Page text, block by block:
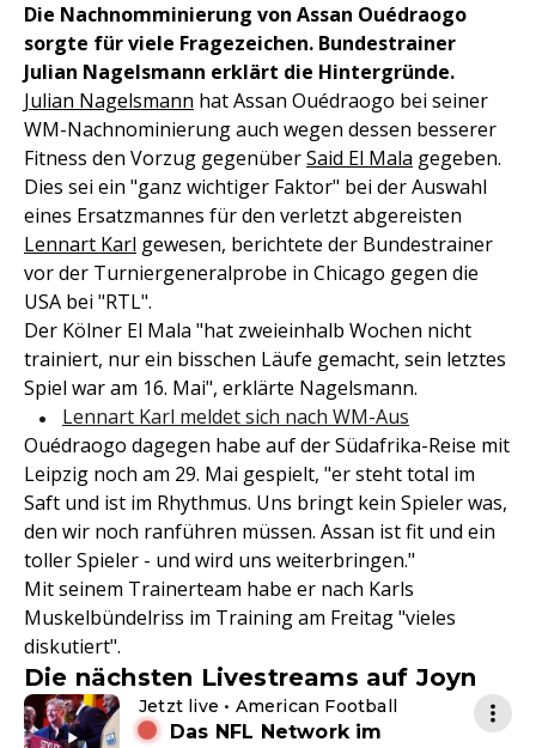
Die Nachnomminierung von Assan Ouédraogo
sorgte für viele Fragezeichen. Bundestrainer
Julian Nagelsmann erklärt die Hintergründe.
Julian Nagelsmann hat Assan Ouédraogo bei seiner
WM-Nachnominierung auch wegen dessen besserer
Fitness den Vorzug gegenüberSaid El Mala gegeben.
Dies sei ein "ganz wichtiger Faktor" bei der Auswahl
eines Ersatzmannes für den verletzt abgereisten
Lennart Karl gewesen, berichtete der Bundestrainer
vor der Turniergeneralprobe in Chicago gegen die
USA bei "RTL".
Der Kölner El Mala "hat zweieinhalb Wochen nicht
trainiert, nur ein bisschen Läufe gemacht, sein letztes
Spiel war am 16. Mai", erklärte Nagelsmann.
Lennart Karl meldet sich nach WM-Aus
Ouédraogo dagegen habe auf der Südafrika-Reise mit
Leipzig noch am 29. Mai gespielt, "er steht total im
Saft und ist im Rhythmus. Uns bringt kein Spieler was,
den wir noch ranführen müssen. Assan ist fit und ein
toller Spieler - und wird uns weiterbringen."
Mit seinem Trainerteam habe er nach Karls
Muskelbündelriss im Training am Freitag "vieles
diskutiert".
Die nächsten Livestreams auf Joyn
Jetzt live • American Football
Das NFL Network im